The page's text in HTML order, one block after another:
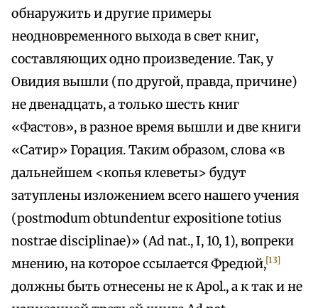
обнаружить и другие примеры
неодновременного выхода в свет книг,
составляющих одно произведение. Так, у
Овидия вышли (по другой, правда, причине)
не двенадцать, а только шесть книг
«Фастов», в разное время вышли и две книги
«Сатир» Горация. Таким образом, слова «в
дальнейшем <копья клеветы> будут
затуплены изложением всего нашего учения
(postmodum obtundentur expositione totius
nostrae disciplinae)» (Ad nat., I, 10, 1), вопреки
мнению, на которое ссылается Фредюй,[13]
должны быть отнесены не к Apol., а к так и не